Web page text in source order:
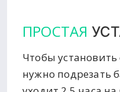
ПРОСТАЯ
Чтобы
нужно подрезать